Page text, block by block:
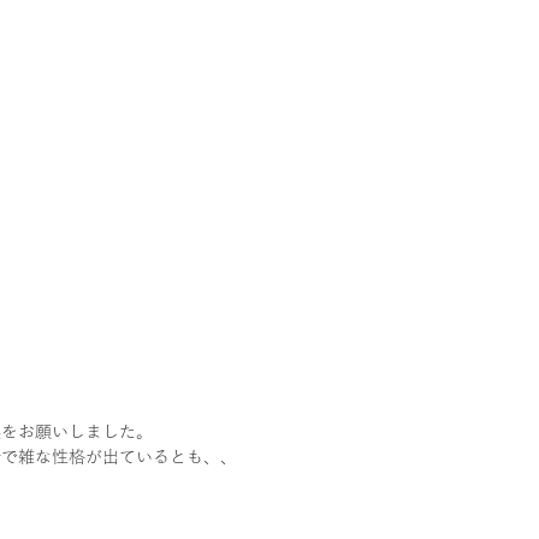
お願いしました。
雑な性格が出ているとも、、